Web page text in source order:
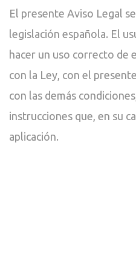
El presente Aviso Legal
legislación española. El
hacer un uso correcto de
con la Ley, con el
con las demás
instrucciones que, en su
aplicación.